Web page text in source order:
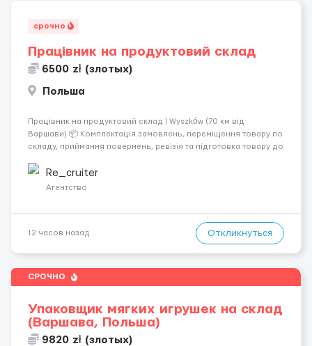
срочно
Працівник на продуктовий склад
6500 zł (злотых)
Польша
Працівник на продуктовий склад | Wyszków (70 км від
Варшави) 📦 Комплектація замовлень, переміщення товару по
складу, приймання повернень, ревізія та підготовка товару до
— акордна система оплати (можливий заробіто...
Re_cruiter
Агентство
12 часов назад Откликнуться
СРОЧНО
Упаковщик мягких игрушек на склад
(Варшава, Польша)
9820 zł (злотых)